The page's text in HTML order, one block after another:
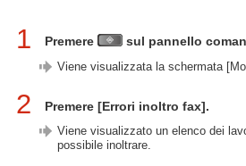
1 Premere sul pannello
Viene visualizzata la schermata
2 Premere [Errori inoltro fax].
Viene visualizzato un elenco dei
possibile inoltrare.